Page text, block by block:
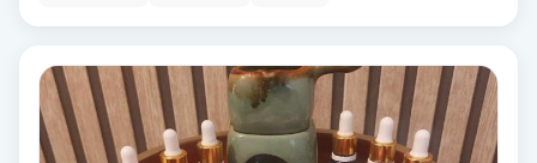
Brynformning
Brynfärgning